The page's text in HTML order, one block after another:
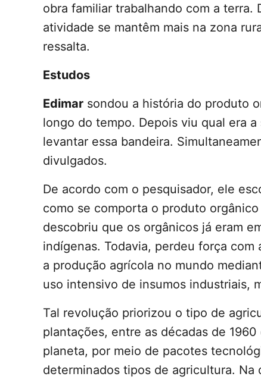
obra familiar trabalhando com a terra.
atividade se mantêm mais na zona
ressalta.
Estudos
Edimar sondou a história do produto
longo do tempo. Depois viu qual era
levantar essa bandeira.
divulgados.
De acordo com o pesquisador, ele
como se comporta o produto
descobriu que os orgânicos já eram
indígenas. Todavia, perdeu força com
a produção agrícola no mundo
uso intensivo de insumos industriais,
Tal revolução priorizou o tipo de
plantações, entre as décadas de
planeta, por meio de pacotes
determinados tipos de agricultura.